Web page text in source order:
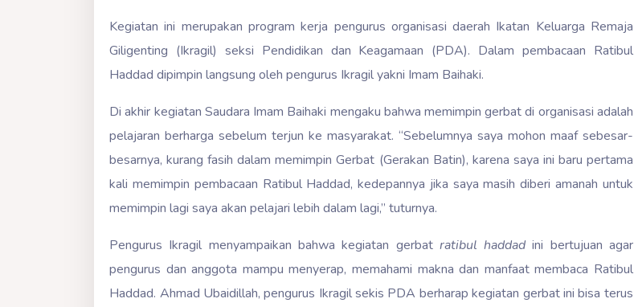
Kegiatan ini merupakan program kerja pengurus organisasi daerah Ikatan Keluarga Remaja
Giligenting (Ikragil) seksi Pendidikan dan Keagamaan (PDA). Dalam pembacaan Ratibul
Haddad dipimpin langsung oleh pengurus Ikragil yakni Imam Baihaki.
Di akhir kegiatan Saudara Imam Baihaki mengaku bahwa memimpin gerbat di organisasi adalah
pelajaran berharga sebelum terjun ke masyarakat. “Sebelumnya saya mohon maaf sebesar-
besarnya, kurang fasih dalam memimpin Gerbat (Gerakan Batin), karena saya ini baru pertama
kali memimpin pembacaan Ratibul Haddad, kedepannya jika saya masih diberi amanah untuk
memimpin lagi saya akan pelajari lebih dalam lagi,” tuturnya.
Pengurus Ikragil menyampaikan bahwa kegiatan gerbat ratibulhaddad ini bertujuan agar
pengurus dan anggota mampu menyerap, memahami makna dan manfaat membaca Ratibul
Haddad. Ahmad Ubaidillah, pengurus Ikragil sekis PDA berharap kegiatan gerbat ini bisa terus